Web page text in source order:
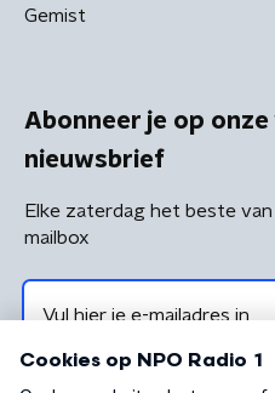
Gemist
Abonneer je op
nieuwsbrief
Elke zaterdag het beste
mailbox